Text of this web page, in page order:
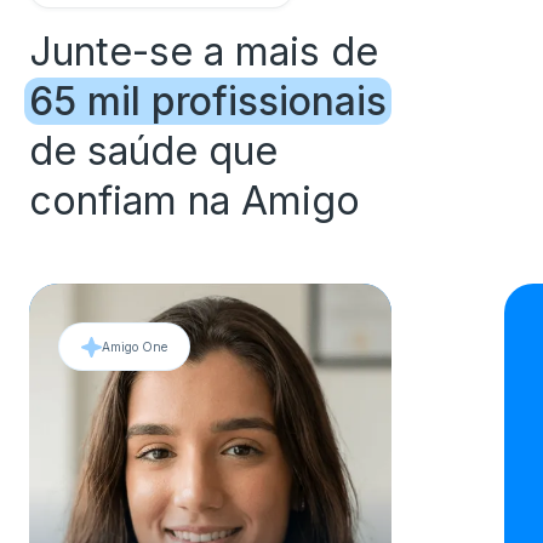
Junte-se a mais de
65 mil profissionais
de saúde que
confiam na Amigo
Amigo One